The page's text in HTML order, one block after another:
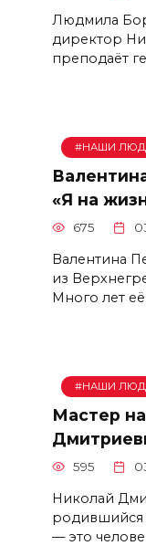
Людмила
директор
преподаёт
#НАШИ
«Я на
675
Валентина
из
Много лет
#НАШИ
Мастер
595
Николай
родившийся
— это